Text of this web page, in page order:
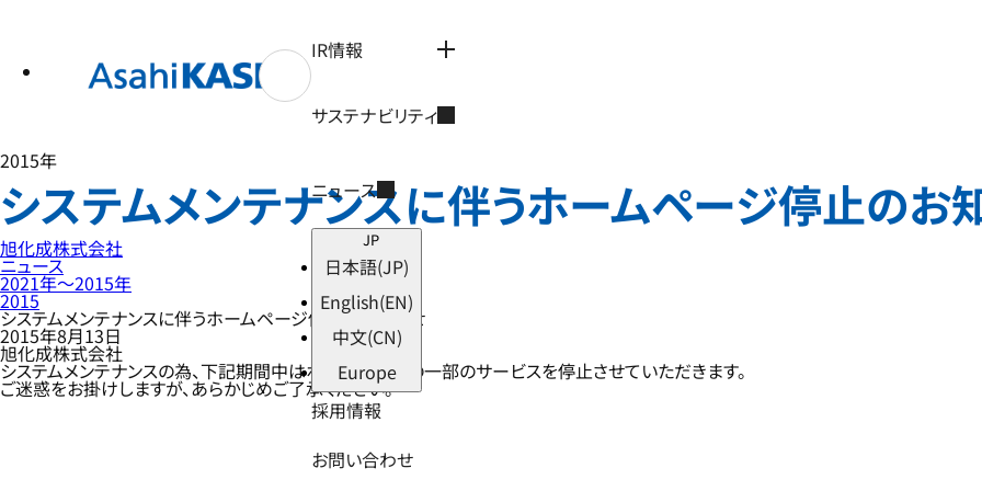
IR情報
サステナビリティ
ニュース
JP
日本語(JP)
English(EN)
中文(CN)
Europe
採用情報
お問い合わせ
2015年
システムメンテナンスに伴うホームページ停止のお
旭化成株式会社
ニュース
2021年〜2015年
2015
システムメンテナンスに伴うホームページ停止のお知らせ
2015年8月13日
旭化成株式会社
システムメンテナンスの為、下記期間中はホームページの一部のサービスを停止させていただきます。
ご迷惑をお掛けしますが、あらかじめご了承ください。